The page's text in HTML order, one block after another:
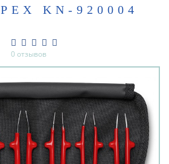
KN-920004
0 отзывов